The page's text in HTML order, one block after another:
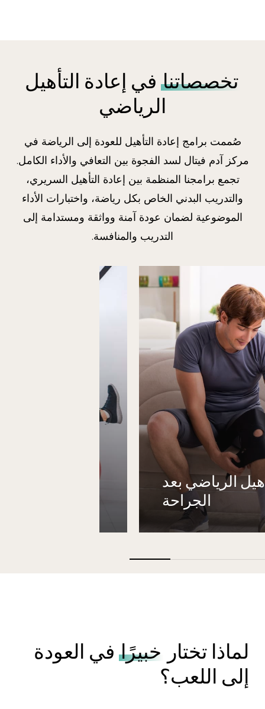
تخصصاتنا في إعادة التأهيل
الرياضي
صُممت برامج إعادة التأهيل للعودة إلى الرياضة في
مركز آدم فيتال لسد الفجوة بين التعافي والأداء الكامل.
تجمع برامجنا المنظمة بين إعادة التأهيل السريري،
والتدريب البدني الخاص بكل رياضة، واختبارات الأداء
الموضوعية لضمان عودة آمنة وواثقة ومستدامة إلى
التدريب والمنافسة.
الرياضي بعد
الجراحة
لماذا تختار خبيرًافي العودة
إلى اللعب؟